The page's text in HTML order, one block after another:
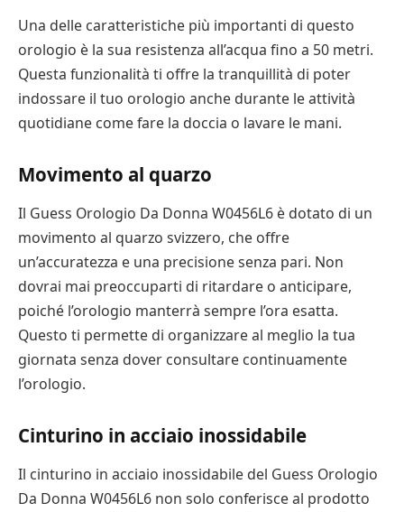
Una delle caratteristiche più importanti di questo
orologio è la sua resistenza all’acqua fino a 50 metri.
Questa funzionalità ti offre la tranquillità di poter
indossare il tuo orologio anche durante le attività
quotidiane come fare la doccia o lavare le mani.
Movimento al quarzo
Il Guess Orologio Da Donna W0456L6 è dotato di un
movimento al quarzo svizzero, che offre
un’accuratezza e una precisione senza pari. Non
dovrai mai preoccuparti di ritardare o anticipare,
poiché l’orologio manterrà sempre l’ora esatta.
Questo ti permette di organizzare al meglio la tua
giornata senza dover consultare continuamente
l’orologio.
Cinturino in acciaio inossidabile
Il cinturino in acciaio inossidabile del Guess Orologio
Da Donna W0456L6 non solo conferisce al prodotto